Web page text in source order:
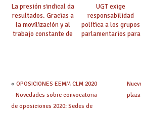
La presión sindical da
resultados. Gracias a
la movilización y al
trabajo constante de
UGT exige
responsabilidad
política a los grupos
parlamentarios para
« OPOSICIONES EEMM CLM 2020
– Novedades sobre convocatoria
de oposiciones 2020: Sedes de